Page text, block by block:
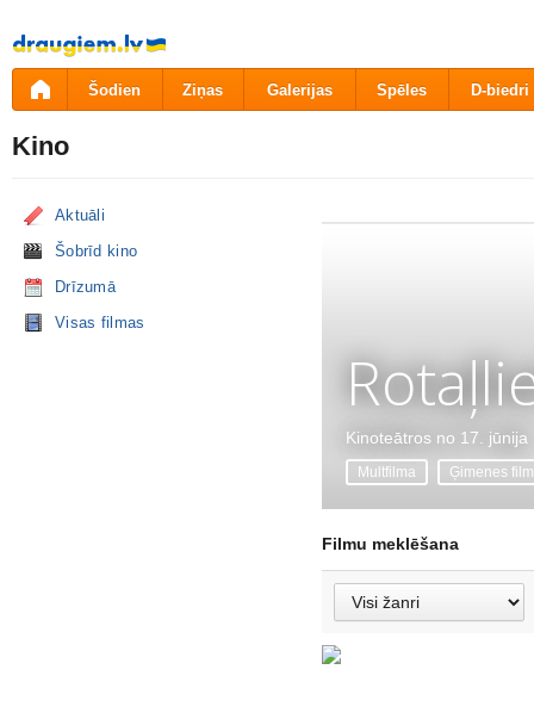
Pāriet
uz
saturu
Šodien Ziņas Galerijas Spēles D-biedri
Kino
Aktuāli
Šobrīd kino
Drīzumā
Visas filmas
Kinoteātros no 17. jūnija
Multfilma Ģimenes
Filmu meklēšana